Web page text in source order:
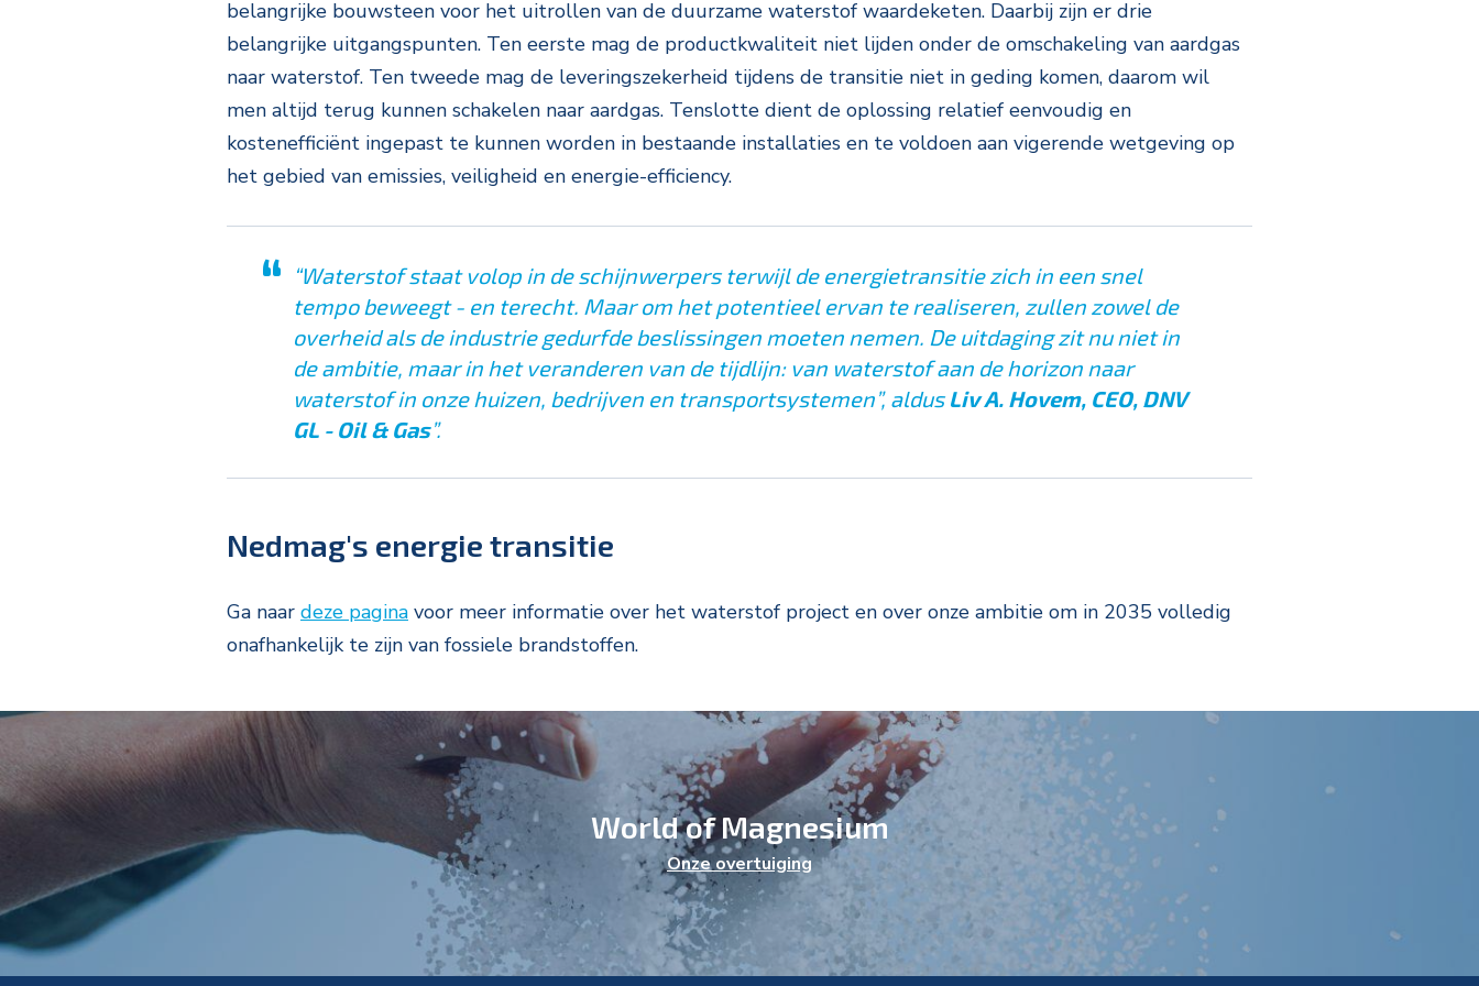
belangrijke bouwsteen voor het uitrollen van de duurzame waterstof waardeketen. Daarbij zijn er drie
belangrijke uitgangspunten. Ten eerste mag de productkwaliteit niet lijden onder de omschakeling van aardgas
naar waterstof. Ten tweede mag de leveringszekerheid tijdens de transitie niet in geding komen, daarom wil
men altijd terug kunnen schakelen naar aardgas. Tenslotte dient de oplossing relatief eenvoudig en
kostenefficiënt ingepast te kunnen worden in bestaande installaties en te voldoen aan vigerende wetgeving op
het gebied van emissies, veiligheid en energie-efficiency.
“Waterstof staat volop in de schijnwerpers terwijl de energietransitie zich in een snel
tempo beweegt - en terecht. Maar om het potentieel ervan te realiseren, zullen zowel de
overheid als de industrie gedurfde beslissingen moeten nemen. De uitdaging zit nu niet in
de ambitie, maar in het veranderen van de tijdlijn: van waterstof aan de horizon naar
waterstof in onze huizen, bedrijven en transportsystemen”, aldusLiv A. Hovem, CEO, DNV
GL - Oil & Gas”.
Nedmag's energie transitie
Ga naar deze pagina voor meer informatie over het waterstof project en over onze ambitie om in 2035 volledig
onafhankelijk te zijn van fossiele brandstoffen.
World of Magnesium
Onze overtuiging